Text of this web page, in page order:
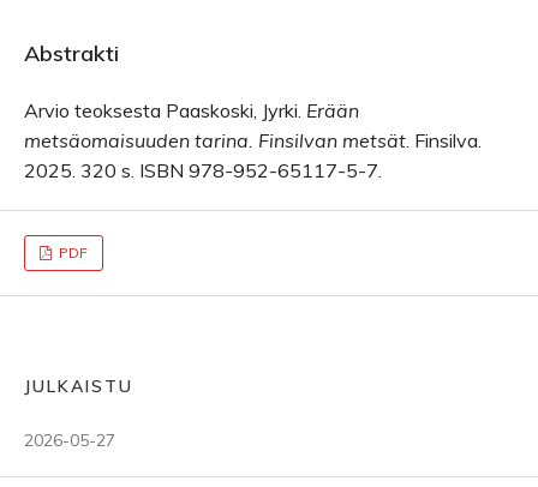
Abstrakti
Arvio teoksesta Paaskoski, Jyrki. Erään
metsäomaisuuden tarina. Finsilvan metsät. Finsilva.
2025. 320 s. ISBN 978-952-65117-5-7.
PDF
JULKAISTU
2026-05-27